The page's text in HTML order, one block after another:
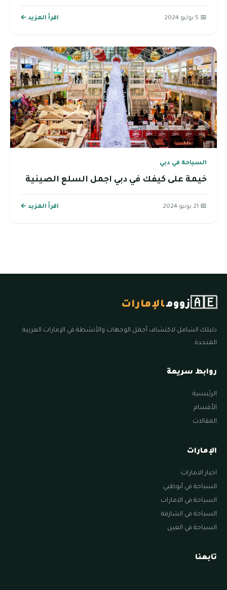
📅 5 يوليو 2024 اقرأ المزيد ←
السياحة في دبي
خيمة على كيفك في دبي اجمل السلع الصينية
📅 21 يونيو 2024 اقرأ المزيد ←
🇦🇪زوومالإمارات
دليلك الشامل لاكتشاف أجمل الوجهات والأنشطة في الإمارات العربية
المتحدة.
روابط سريعة
الرئيسية
الأقسام
المقالات
الإمارات
اخبار الامارات
السياحة في أبوظبي
السياحة في الامارات
السياحة في الشارقة
السياحة في العين
تابعنا